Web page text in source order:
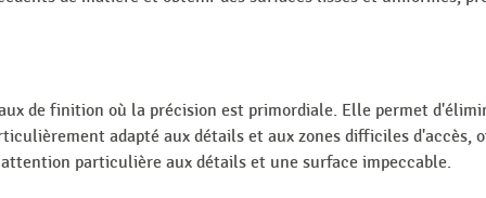
de finition où la précision est primordiale. Elle permet
adapté aux détails et aux zones difficiles
particulière aux détails et une surface impeccable.